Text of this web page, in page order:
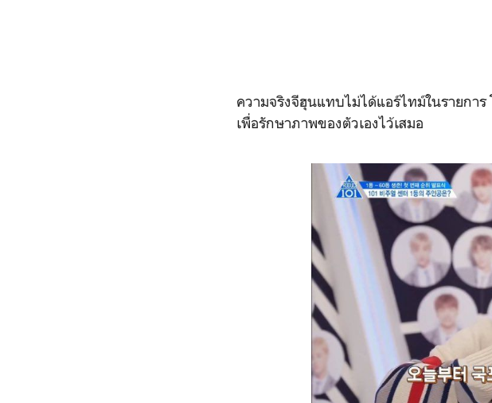
ความจริงจีฮุนแทบไม่ได้แอร์ไทม์ในรายกา
เพื่อรักษาภาพของตัวเองไว้เสมอ